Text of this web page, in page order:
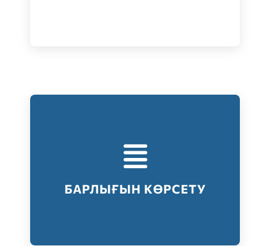
БАРЛЫҒЫН КӨРСЕТУ
Тестілеудің барлық түрлері
Барлығын көрсету